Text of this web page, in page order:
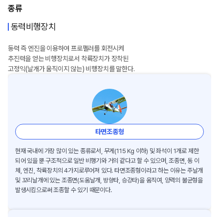
종류
동력비행장치
동력 즉 엔진을 이용하여 프로펠러를 회전시켜
추진력을 얻는 비행장치로서 착륙장치가 장착된
고정익(날개가 움직이지 않는) 비행장치를 말한다.
타면조종형
현재 국내에 가장 많이 있는 종류로서, 무게(115 Kg 이하) 및 좌석이 1개로 제한
되어 있을 뿐 구조적으로 일반 비행기와 거의 같다고 할 수 있으며, 조종면, 동 이
체, 엔진, 착륙장치의 4가지로루어져 있다. 타면조종형이라고 하는 이유는 주날개
및 꼬리날개에 있는 조종면(도움날개, 방향타, 승강타)을 움직여, 양력의 불균형을
발생시킴으로써 조종할 수 있기 때문이다.